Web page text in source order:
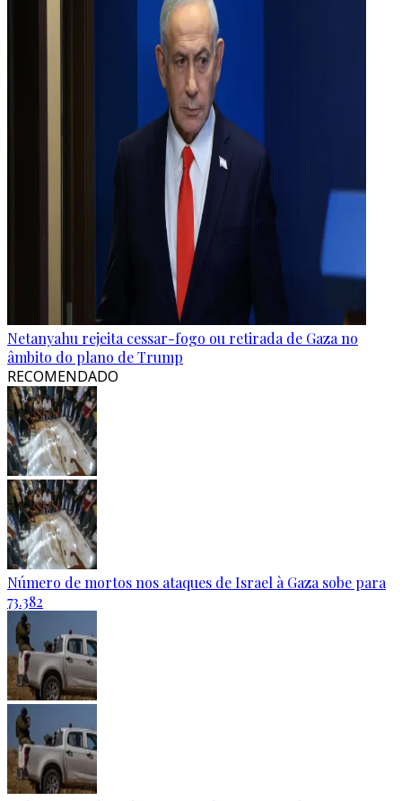
Netanyahu rejeita cessar-fogo ou retirada de Gaza no
âmbito do plano de Trump
RECOMENDADO
Número de mortos nos ataques de Israel à Gaza sobe para
73.382